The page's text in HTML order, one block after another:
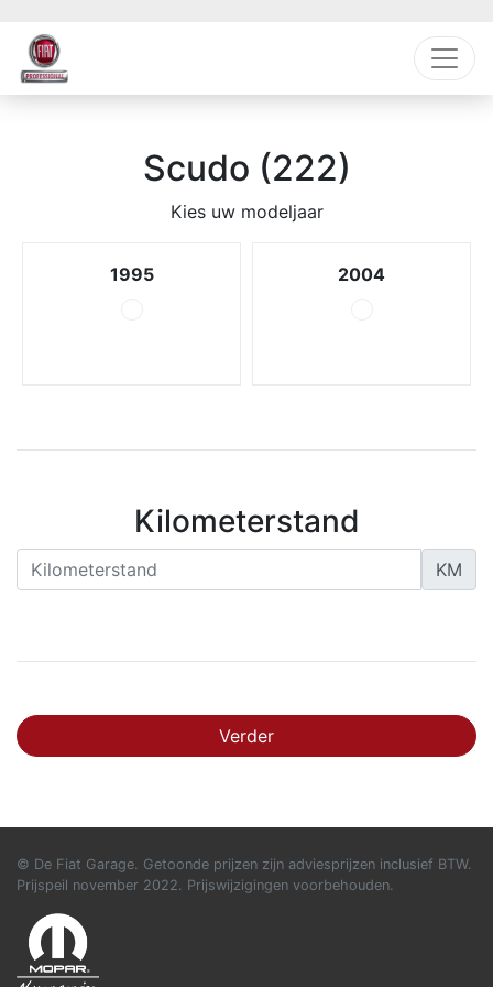
Scudo (222)
Kies uw modeljaar
1995 2004
Kilometerstand
KM
Verder
© De Fiat Garage. Getoonde prijzen zijn adviesprijzen inclusief BTW.
Prijspeil november 2022. Prijswijzigingen voorbehouden.